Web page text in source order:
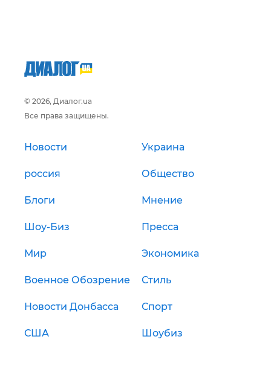
© 2026, Диалог.ua
Все права защищены.
Новости Украина
россия Общество
Блоги Мнение
Шоу-Биз Пресса
Мир Экономика
Военное Обозрение Стиль
Новости Донбасса Спорт
США Шоубиз